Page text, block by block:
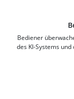
Bediener
des KI-Systems